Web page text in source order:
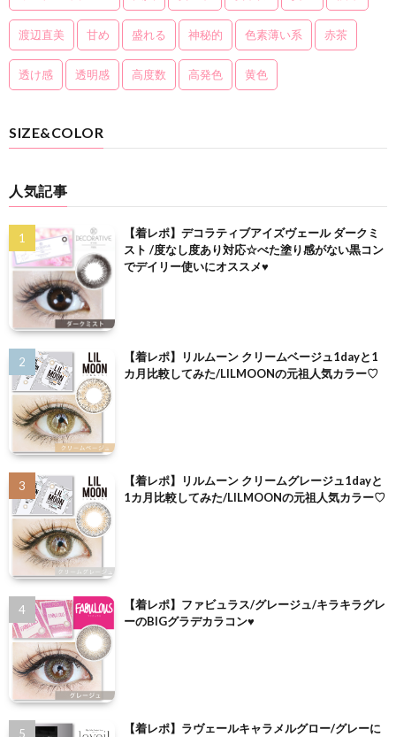
渡辺直美 甘め 盛れる 神秘的 色素薄い系 赤茶
透け感 透明感 高度数 高発色 黄色
SIZE&COLOR
人気記事
【着レポ】デコラティブアイズヴェール ダークミ
スト /度なし度あり対応☆べた塗り感がない黒コン
でデイリー使いにオススメ♥
【着レポ】リルムーン クリームベージュ1dayと1
カ月比較してみた/LILMOONの元祖人気カラー♡
【着レポ】リルムーン クリームグレージュ1dayと
1カ月比較してみた/LILMOONの元祖人気カラー♡
【着レポ】ファビュラス/グレージュ/キラキラグレ
ーのBIGグラデカラコン♥
【着レポ】ラヴェールキャラメルグロー/グレーに